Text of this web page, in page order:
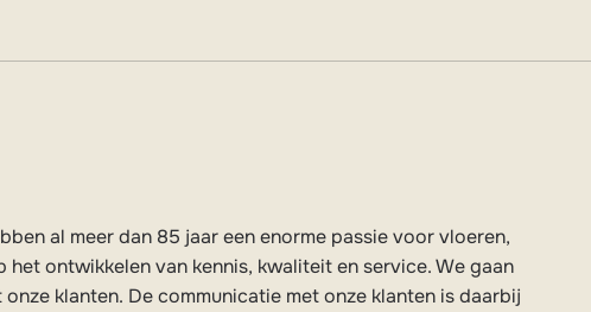
al meer dan 85 jaar een enorme passie voor vloeren,
ontwikkelen van kennis, kwaliteit en service. We gaan
klanten. De communicatie met onze klanten is daarbij